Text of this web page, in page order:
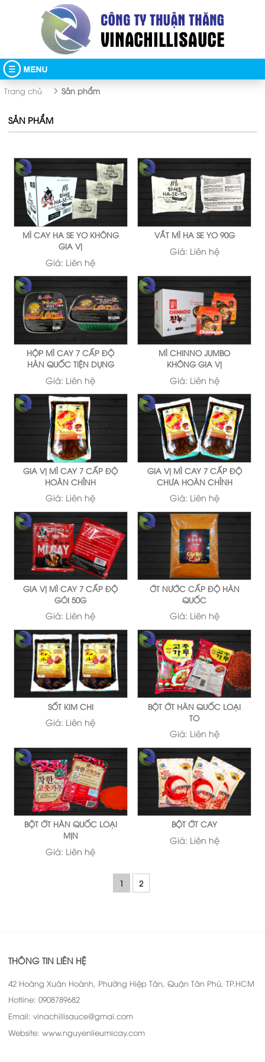
TRANG CHỦ
GIỚI THIỆU
SẢN PHẨM
MÌ CAY
NGUYÊN LIỆU NẤU MÌ CAY
BỘT ỚT
SẢN PHẨM KHÁC
HÌNH ẢNH
TIN TỨC
VIDEO CLIP
LIÊN HỆ
Trang chủ sản phẩm
SẢN PHẨM
MÌ CAY HA SE YO KHÔNG
GIA VỊ
Giá: Liên hệ
VẮT MÌ HA SE YO 90G
Giá: Liên hệ
HỘP MÌ CAY 7 CẤP ĐỘ
HÀN QUỐC TIỆN DỤNG
Giá: Liên hệ
MÌ CHINNO JUMBO
KHÔNG GIA VỊ
Giá: Liên hệ
GIA VỊ MÌ CAY 7 CẤP ĐỘ
HOÀN CHỈNH
Giá: Liên hệ
GIA VỊ MÌ CAY 7 CẤP ĐỘ
CHƯA HOÀN CHỈNH
Giá: Liên hệ
GIA VỊ MÌ CAY 7 CẤP ĐỘ
GÓI 50G
Giá: Liên hệ
ỚT NƯỚC CẤP ĐỘ HÀN
QUỐC
Giá: Liên hệ
SỐT KIM CHI
Giá: Liên hệ
BỘT ỚT HÀN QUỐC LOẠI
TO
Giá: Liên hệ
BỘT ỚT HÀN QUỐC LOẠI
MỊN
Giá: Liên hệ
BỘT ỚT CAY
Giá: Liên hệ
1 2
THÔNG TIN LIÊN HỆ
42 Hoàng Xuân Hoành, Phường Hiệp Tân, Quận Tân Phú, TP.HCM
Hotline: 0908789682
Email: vinachillisauce@gmai.com
Website: www.nguyenlieumicay.com